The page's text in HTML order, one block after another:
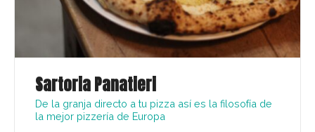
Sartoria Panatieri
De la granja directo a tu pizza así es la filosofía de
la mejor pizzería de Europa